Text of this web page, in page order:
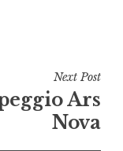
Next Post
Ars
Nova